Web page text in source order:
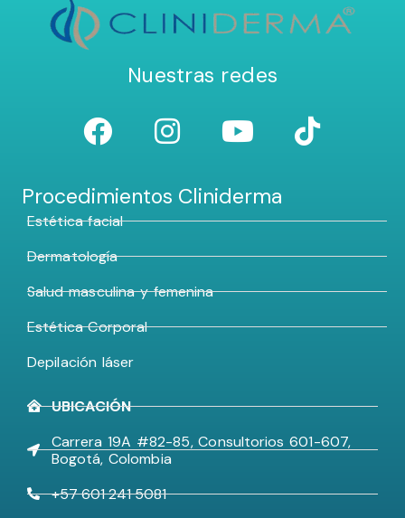
Nuestras redes
Procedimientos Cliniderma
Estética facial
Dermatología
Salud masculina y femenina
Estética Corporal
Depilación láser
UBICACIÓN
Carrera 19A #82-85, Consultorios 601-607,
Bogotá, Colombia
+57 601 241 5081